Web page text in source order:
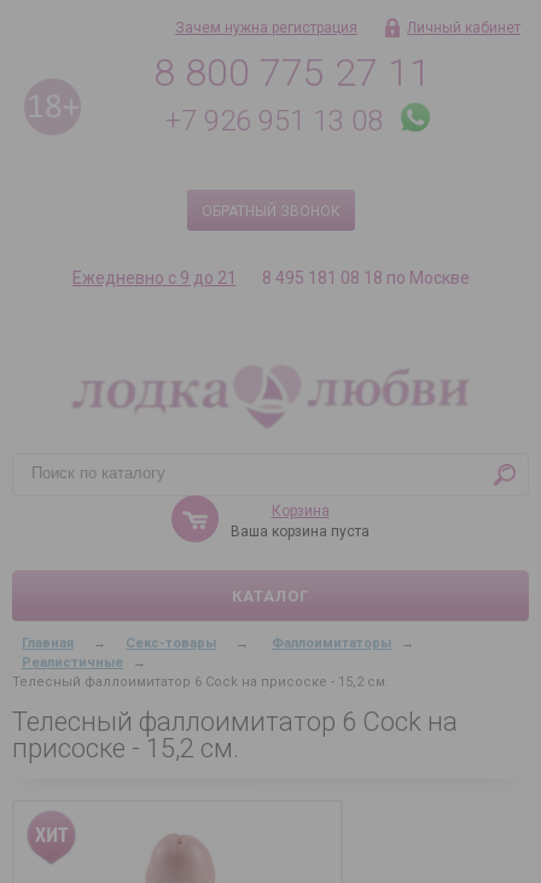
8 800 775 27 11
+7 926 951 13 08
ОБРАТНЫЙ ЗВОНОК
Зачем нужна регистрация Личный кабинет
Ежедневно с 9 до 21 8 495 181 08 18 по Москве
Корзина
Ваша корзина пуста
КАТАЛОГ
Главная → Секс-товары → Фаллоимитаторы
→
Реалистичные
→
Телесный фаллоимитатор 6 Cock на присоске - 15,2 см.
Телесный фаллоимитатор 6 Cock на
присоске - 15,2 см.